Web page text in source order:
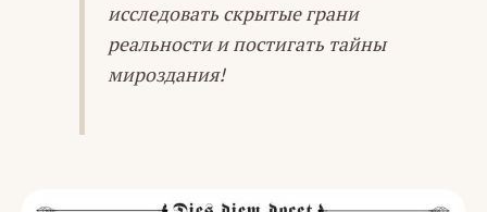
исследовать скрытые грани
реальности и постигать тайны
мироздания!